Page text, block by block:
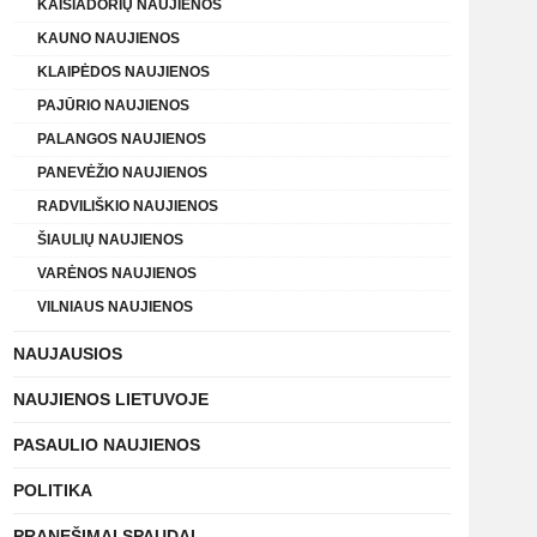
KAIŠIADORIŲ NAUJIENOS
KAUNO NAUJIENOS
KLAIPĖDOS NAUJIENOS
PAJŪRIO NAUJIENOS
PALANGOS NAUJIENOS
PANEVĖŽIO NAUJIENOS
RADVILIŠKIO NAUJIENOS
ŠIAULIŲ NAUJIENOS
VARĖNOS NAUJIENOS
VILNIAUS NAUJIENOS
NAUJAUSIOS
NAUJIENOS LIETUVOJE
PASAULIO NAUJIENOS
POLITIKA